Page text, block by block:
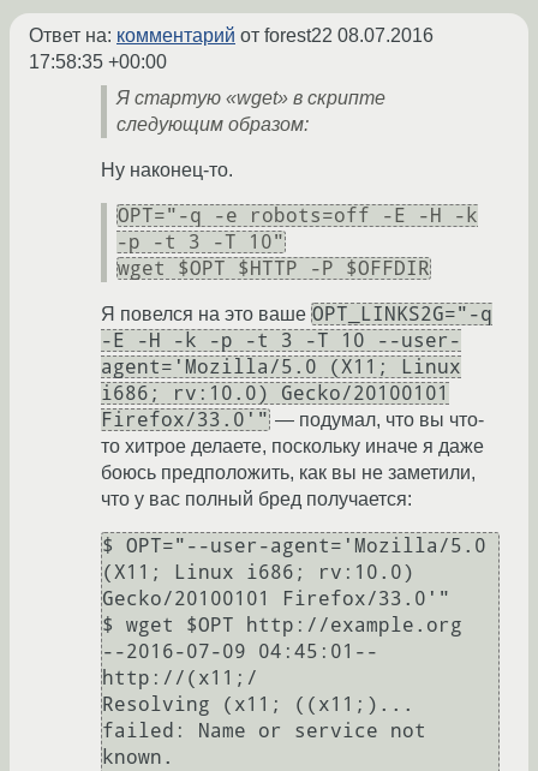
Ответ на: комментарий от forest22 08.07.2016
17:58:35 +00:00
Я стартую «wget» в скрипте
следующим образом:
Ну наконец-то.
OPT="-q -e robots=off -E -H -k
-p -t 3 -T 10"
wget $OPT $HTTP -P $OFFDIR
Я повелся на это ваше OPT_LINKS2G="-q
-E -H -k -p -t 3 -T 10 --user-
agent='Mozilla/5.0 (X11; Linux
i686; rv:10.0) Gecko/20100101
Firefox/33.0'" — подумал, что вы что-
то хитрое делаете, поскольку иначе я даже
боюсь предположить, как вы не заметили,
что у вас полный бред получается:
$ OPT="--user-agent='Mozilla/5.0
(X11; Linux i686; rv:10.0)
Gecko/20100101 Firefox/33.0'"
$ wget $OPT http://example.org
--2016-07-09 04:45:01--
http://(x11;/
Resolving (x11; ((x11;)...
failed: Name or service not
known.